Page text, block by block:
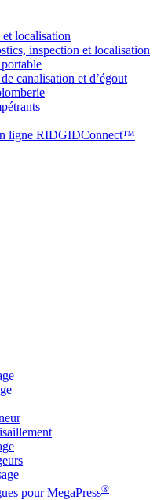
localisation
inspection et localisation
canalisation et d’égout
ligne RIDGIDConnect™
pour MegaPress®